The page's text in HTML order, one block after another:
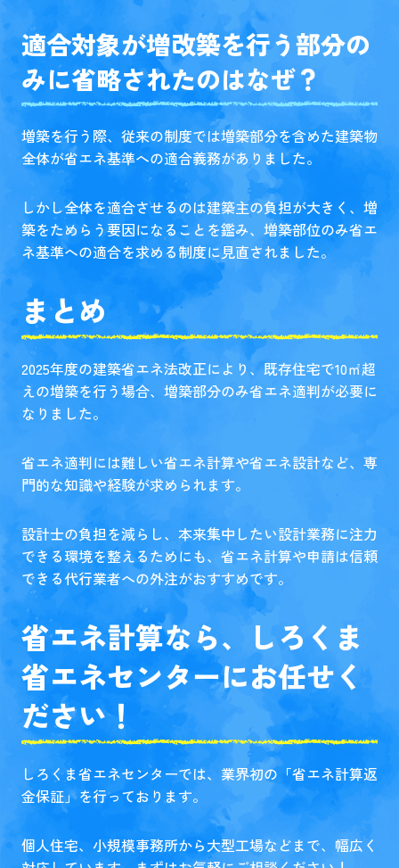
適合対象が増改築を行う部分の
みに省略されたのはなぜ？
増築を行う際、従来の制度では増築部分を含めた建築物
全体が省エネ基準への適合義務がありました。
しかし全体を適合させるのは建築主の負担が大きく、増
築をためらう要因になることを鑑み、増築部位のみ省エ
ネ基準への適合を求める制度に見直されました。
まとめ
2025年度の建築省エネ法改正により、既存住宅で10㎡超
えの増築を行う場合、増築部分のみ省エネ適判が必要に
なりました。
省エネ適判には難しい省エネ計算や省エネ設計など、専
門的な知識や経験が求められます。
設計士の負担を減らし、本来集中したい設計業務に注力
できる環境を整えるためにも、省エネ計算や申請は信頼
できる代行業者への外注がおすすめです。
省エネ計算なら、しろくま
省エネセンターにお任せく
ださい！
しろくま省エネセンターでは、業界初の「省エネ計算返
金保証」を行っております。
個人住宅、小規模事務所から大型工場などまで、幅広く